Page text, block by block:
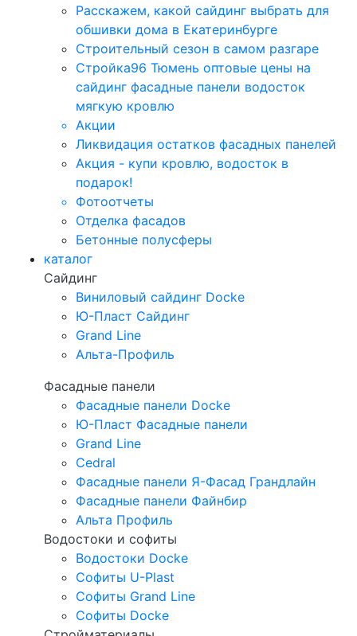
Расскажем, какой сайдинг выбрать для
обшивки дома в Екатеринбурге
Строительный сезон в самом разгаре
Стройка96 Тюмень оптовые цены на
сайдинг фасадные панели водосток
мягкую кровлю
Акции
Ликвидация остатков фасадных панелей
Акция - купи кровлю, водосток в
подарок!
Фотоотчеты
Отделка фасадов
Бетонные полусферы
каталог
Сайдинг
Виниловый сайдинг Docke
Ю-Пласт Сайдинг
Grand Line
Альта-Профиль
Фасадные панели
Фасадные панели Docke
Ю-Пласт Фасадные панели
Grand Line
Cedral
Фасадные панели Я-Фасад Грандлайн
Фасадные панели Файнбир
Альта Профиль
Водостоки и софиты
Водостоки Docke
Софиты U-Plast
Софиты Grand Line
Софиты Docke